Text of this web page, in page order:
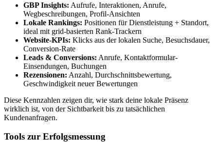
GBP Insights: Aufrufe, Interaktionen, Anrufe,
Wegbeschreibungen, Profil-Ansichten
Lokale Rankings: Positionen für Dienstleistung + Standort,
ideal mit grid-basierten Rank-Trackern
Website-KPIs: Klicks aus der lokalen Suche, Besuchsdauer,
Conversion-Rate
Leads & Conversions: Anrufe, Kontaktformular-
Einsendungen, Buchungen
Rezensionen: Anzahl, Durchschnittsbewertung,
Geschwindigkeit neuer Bewertungen
Diese Kennzahlen zeigen dir, wie stark deine lokale Präsenz
wirklich ist, von der Sichtbarkeit bis zu tatsächlichen
Kundenanfragen.
Tools zur Erfolgsmessung